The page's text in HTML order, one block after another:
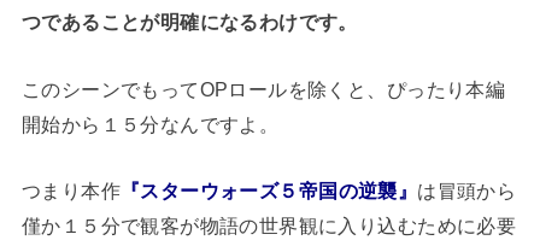
つであることが明確になるわけです。
このシーンでもってOPロールを除くと、ぴったり本編
開始から１５分なんですよ。
つまり本作『スターウォーズ５帝国の逆襲』 は冒頭から
僅か１５分で観客が物語の世界観に入り込むために必要